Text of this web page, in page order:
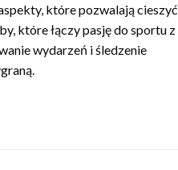
które pozwalają cieszyć
które łączy pasję do sportu z
wydarzeń i śledzenie